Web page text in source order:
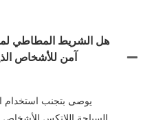
هل الشريط المطاطي
آمن للأشخاص
يوصى بتجنب استخدام